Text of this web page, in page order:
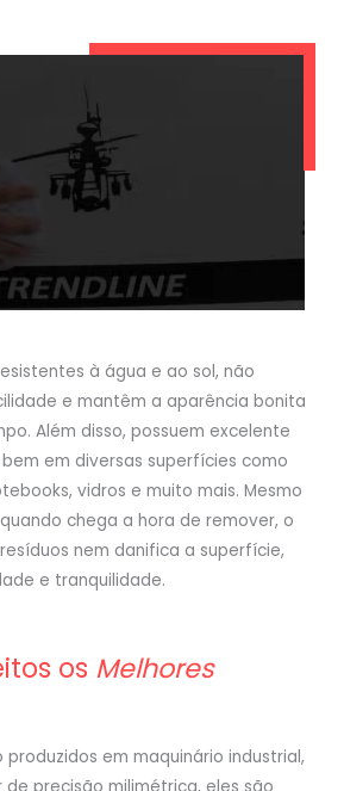
à água e ao sol, não
e mantêm a aparência bonita
Além disso, possuem excelente
em diversas superfícies como
vidros e muito mais. Mesmo
chega a hora de remover, o
nem danifica a superfície,
e tranquilidade.
os Melhores
produzidos em maquinário industrial,